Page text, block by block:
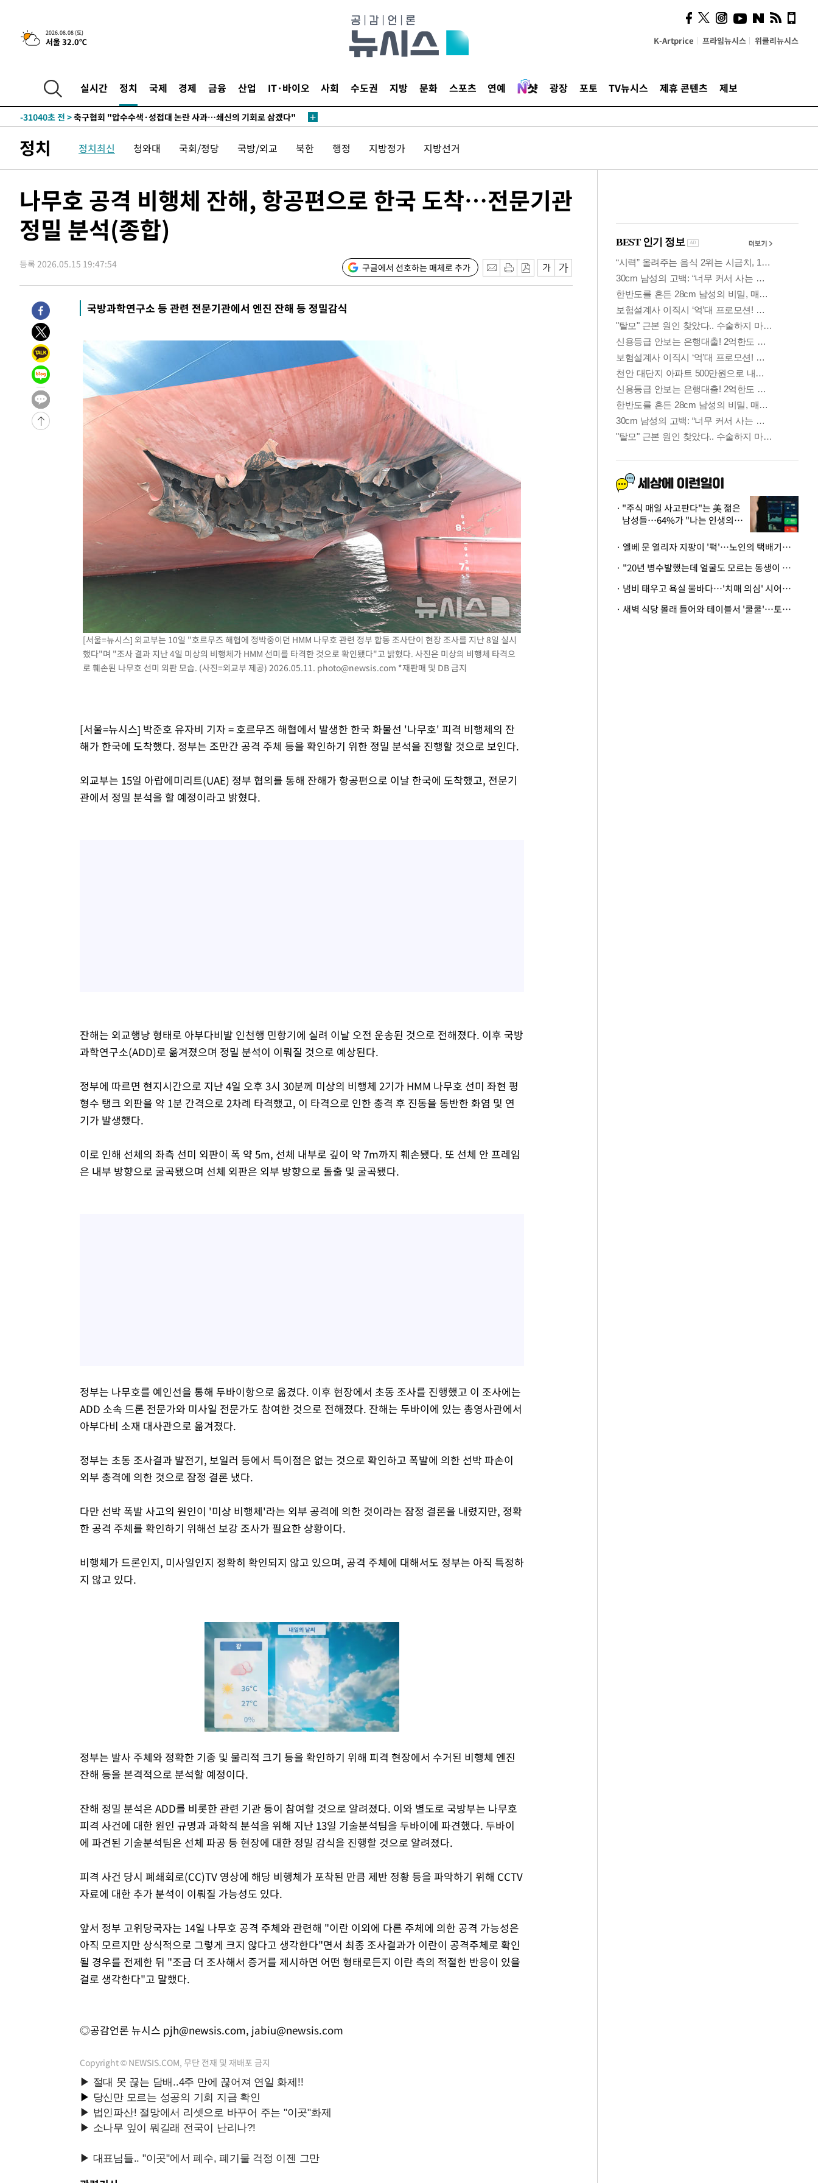
2026.08.08 (토)
서울 32.0℃ K-Artprice 프라임뉴시스 위클리뉴시스
실시간 정치 국제 경제 금융 산업 IT·바이오 사회 수도권 지방 문화 스포츠 연예 광장 포토 TV뉴시스 제휴 콘텐츠 제보
-11324초 전 >
-31040초 전 >축구협회 "압수수색·성접대 논란 사과…쇄신의 기회로 삼겠다"
송"
-18178초 전 >
'최고 37도' 폭염 지속…강원동해안 최대 150㎜ 비
-11304초 전 >[속보]뉴욕증시 상승 마감…S&P 0.6% 나스닥 1.3%↑
-29577초 전 >[속보]'압수수색·성접대 논란' 축구협회 "실망과 걱정 안겨드려 죄
-18198초 전 >'최고 37도' 폭염 지속…강원동해안 최대 150㎜ 비
-11324초 전 >[속보]뉴욕증시 상승 마감…S&P 0.6% 나스닥 1.3%↑
정치 정치최신 청와대 국회/정당 국방/외교 북한 행정 지방정가 지방선거
나무호 공격 비행체 잔해, 항공편으로 한국 도착…전문기관
정밀 분석(종합)
등록 2026.05.15 19:47:54 구글에서 선호하는 매체로 추가
국방과학연구소 등 관련 전문기관에서 엔진 잔해 등 정밀감식
[서울=뉴시스] 외교부는 10일 "호르무즈 해협에 정박중이던 HMM 나무호 관련 정부 합동 조사단이 현장 조사를 지난 8일 실시
했다"며 "조사 결과 지난 4일 미상의 비행체가 HMM 선미를 타격한 것으로 확인됐다"고 밝혔다. 사진은 미상의 비행체 타격으
로 훼손된 나무호 선미 외판 모습. (사진=외교부 제공) 2026.05.11. photo@newsis.com *재판매 및 DB 금지
[서울=뉴시스] 박준호 유자비 기자 = 호르무즈 해협에서 발생한 한국 화물선 '나무호' 피격 비행체의 잔
해가 한국에 도착했다. 정부는 조만간 공격 주체 등을 확인하기 위한 정밀 분석을 진행할 것으로 보인다.
외교부는 15일 아랍에미리트(UAE) 정부 협의를 통해 잔해가 항공편으로 이날 한국에 도착했고, 전문기
관에서 정밀 분석을 할 예정이라고 밝혔다.
잔해는 외교행낭 형태로 아부다비발 인천행 민항기에 실려 이날 오전 운송된 것으로 전해졌다. 이후 국방
과학연구소(ADD)로 옮겨졌으며 정밀 분석이 이뤄질 것으로 예상된다.
정부에 따르면 현지시간으로 지난 4일 오후 3시 30분께 미상의 비행체 2기가 HMM 나무호 선미 좌현 평
형수 탱크 외판을 약 1분 간격으로 2차례 타격했고, 이 타격으로 인한 충격 후 진동을 동반한 화염 및 연
기가 발생했다.
이로 인해 선체의 좌측 선미 외판이 폭 약 5m, 선체 내부로 깊이 약 7m까지 훼손됐다. 또 선체 안 프레임
은 내부 방향으로 굴곡됐으며 선체 외판은 외부 방향으로 돌출 및 굴곡됐다.
정부는 나무호를 예인선을 통해 두바이항으로 옮겼다. 이후 현장에서 초동 조사를 진행했고 이 조사에는
ADD 소속 드론 전문가와 미사일 전문가도 참여한 것으로 전해졌다. 잔해는 두바이에 있는 총영사관에서
아부다비 소재 대사관으로 옮겨졌다.
정부는 초동 조사결과 발전기, 보일러 등에서 특이점은 없는 것으로 확인하고 폭발에 의한 선박 파손이
외부 충격에 의한 것으로 잠정 결론 냈다.
다만 선박 폭발 사고의 원인이 '미상 비행체'라는 외부 공격에 의한 것이라는 잠정 결론을 내렸지만, 정확
한 공격 주체를 확인하기 위해선 보강 조사가 필요한 상황이다.
비행체가 드론인지, 미사일인지 정확히 확인되지 않고 있으며, 공격 주체에 대해서도 정부는 아직 특정하
지 않고 있다.
정부는 발사 주체와 정확한 기종 및 물리적 크기 등을 확인하기 위해 피격 현장에서 수거된 비행체 엔진
잔해 등을 본격적으로 분석할 예정이다.
잔해 정밀 분석은 ADD를 비롯한 관련 기관 등이 참여할 것으로 알려졌다. 이와 별도로 국방부는 나무호
피격 사건에 대한 원인 규명과 과학적 분석을 위해 지난 13일 기술분석팀을 두바이에 파견했다. 두바이
에 파견된 기술분석팀은 선체 파공 등 현장에 대한 정밀 감식을 진행할 것으로 알려졌다.
피격 사건 당시 폐쇄회로(CC)TV 영상에 해당 비행체가 포착된 만큼 제반 정황 등을 파악하기 위해 CCTV
자료에 대한 추가 분석이 이뤄질 가능성도 있다.
앞서 정부 고위당국자는 14일 나무호 공격 주체와 관련해 "이란 이외에 다른 주체에 의한 공격 가능성은
아직 모르지만 상식적으로 그렇게 크지 않다고 생각한다"면서 최종 조사결과가 이란이 공격주체로 확인
될 경우를 전제한 뒤 "조금 더 조사해서 증거를 제시하면 어떤 형태로든지 이란 측의 적절한 반응이 있을
걸로 생각한다"고 말했다.
◎공감언론 뉴시스 pjh@newsis.com, jabiu@newsis.com
Copyright © NEWSIS.COM, 무단 전재 및 재배포 금지
시, 스마트폰 액세서리에
NFC 더했다
"주식 매일 사고판다"는 美 젊은
남성들…64%가 "나는 인생의
· 엘베 문 열리자 지팡이 '퍽'…노인의 택배기사 폭행 이유
· "20년 병수발했는데 얼굴도 모르는 동생이 유산 절반을"…배다른 형제 상속권 있을까
· 냄비 태우고 욕실 물바다…'치매 의심' 시어머니 검사 권유했다가 '날벼락'
· 새벽 식당 몰래 들어와 테이블서 '쿨쿨'…토사물 남기고 사라진 남성